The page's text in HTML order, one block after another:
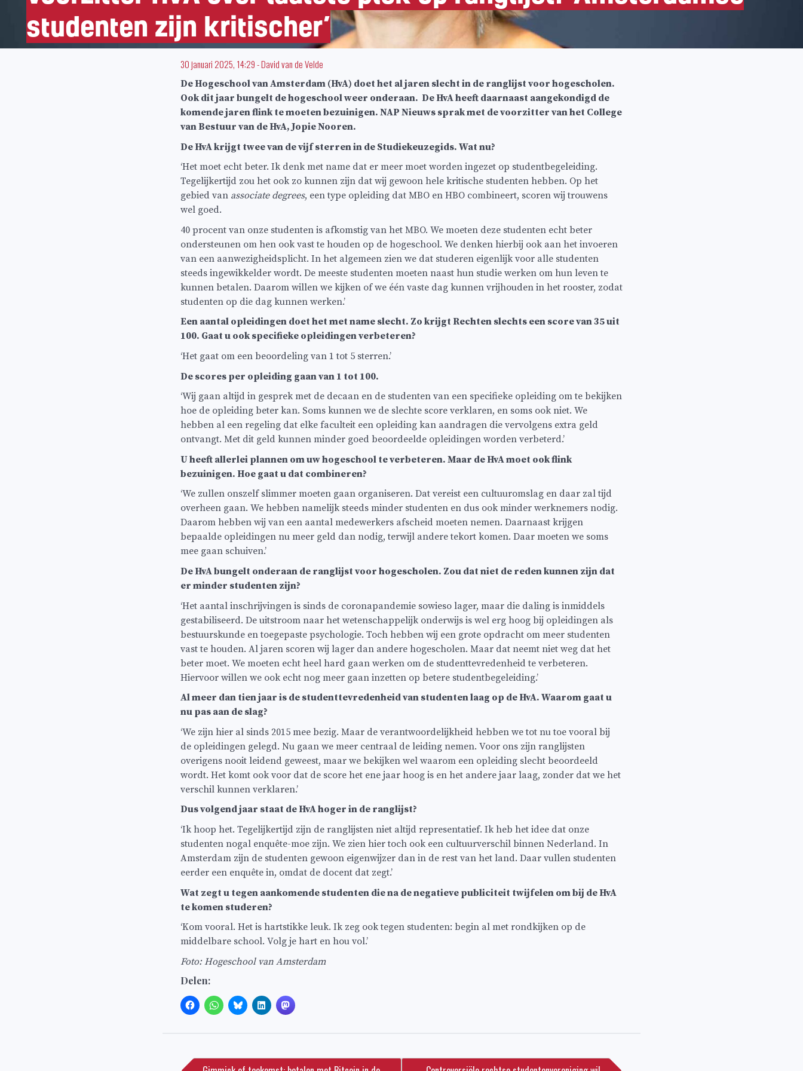
studenten zijn kritischer’
30 januari 2025, 14:29-David van de Velde
De Hogeschool van Amsterdam (HvA) doet het al jaren slecht in de ranglijst voor hogescholen.
Ook dit jaar bungelt de hogeschool weer onderaan. De HvA heeft daarnaast aangekondigd de
komende jaren flink te moeten bezuinigen. NAP Nieuws sprak met de voorzitter van het College
van Bestuur van de HvA, Jopie Nooren.
De HvA krijgt twee van de vijf sterren in de Studiekeuzegids. Wat nu?
‘Het moet echt beter. Ik denk met name dat er meer moet worden ingezet op studentbegeleiding.
Tegelijkertijd zou het ook zo kunnen zijn dat wij gewoon hele kritische studenten hebben. Op het
gebied van associate degrees, een type opleiding dat MBO en HBO combineert, scoren wij trouwens
wel goed.
40 procent van onze studenten is afkomstig van het MBO. We moeten deze studenten echt beter
ondersteunen om hen ook vast te houden op de hogeschool. We denken hierbij ook aan het invoeren
van een aanwezigheidsplicht. In het algemeen zien we dat studeren eigenlijk voor alle studenten
steeds ingewikkelder wordt. De meeste studenten moeten naast hun studie werken om hun leven te
kunnen betalen. Daarom willen we kijken of we één vaste dag kunnen vrijhouden in het rooster, zodat
studenten op die dag kunnen werken.’
Een aantal opleidingen doet het met name slecht. Zo krijgt Rechten slechts een score van 35 uit
100. Gaat u ook specifieke opleidingen verbeteren?
‘Het gaat om een beoordeling van 1 tot 5 sterren.’
De scores per opleiding gaan van 1 tot 100.
‘Wij gaan altijd in gesprek met de decaan en de studenten van een specifieke opleiding om te bekijken
hoe de opleiding beter kan. Soms kunnen we de slechte score verklaren, en soms ook niet. We
hebben al een regeling dat elke faculteit een opleiding kan aandragen die vervolgens extra geld
ontvangt. Met dit geld kunnen minder goed beoordeelde opleidingen worden verbeterd.’
U heeft allerlei plannen om uw hogeschool te verbeteren. Maar de HvA moet ook flink
bezuinigen. Hoe gaat u dat combineren?
‘We zullen onszelf slimmer moeten gaan organiseren. Dat vereist een cultuuromslag en daar zal tijd
overheen gaan. We hebben namelijk steeds minder studenten en dus ook minder werknemers nodig.
Daarom hebben wij van een aantal medewerkers afscheid moeten nemen. Daarnaast krijgen
bepaalde opleidingen nu meer geld dan nodig, terwijl andere tekort komen. Daar moeten we soms
mee gaan schuiven.’
De HvA bungelt onderaan de ranglijst voor hogescholen. Zou dat niet de reden kunnen zijn dat
er minder studenten zijn?
‘Het aantal inschrijvingen is sinds de coronapandemie sowieso lager, maar die daling is inmiddels
gestabiliseerd. De uitstroom naar het wetenschappelijk onderwijs is wel erg hoog bij opleidingen als
bestuurskunde en toegepaste psychologie. Toch hebben wij een grote opdracht om meer studenten
vast te houden. Al jaren scoren wij lager dan andere hogescholen. Maar dat neemt niet weg dat het
beter moet. We moeten echt heel hard gaan werken om de studenttevredenheid te verbeteren.
Hiervoor willen we ook echt nog meer gaan inzetten op betere studentbegeleiding.’
Al meer dan tien jaar is de studenttevredenheid van studenten laag op de HvA. Waarom gaat u
nu pas aan de slag?
‘We zijn hier al sinds 2015 mee bezig. Maar de verantwoordelijkheid hebben we tot nu toe vooral bij
de opleidingen gelegd. Nu gaan we meer centraal de leiding nemen. Voor ons zijn ranglijsten
overigens nooit leidend geweest, maar we bekijken wel waarom een opleiding slecht beoordeeld
wordt. Het komt ook voor dat de score het ene jaar hoog is en het andere jaar laag, zonder dat we het
verschil kunnen verklaren.’
Dus volgend jaar staat de HvA hoger in de ranglijst?
‘Ik hoop het. Tegelijkertijd zijn de ranglijsten niet altijd representatief. Ik heb het idee dat onze
studenten nogal enquête-moe zijn. We zien hier toch ook een cultuurverschil binnen Nederland. In
Amsterdam zijn de studenten gewoon eigenwijzer dan in de rest van het land. Daar vullen studenten
eerder een enquête in, omdat de docent dat zegt.’
Wat zegt u tegen aankomende studenten die na de negatieve publiciteit twijfelen om bij de HvA
te komen studeren?
‘Kom vooral. Het is hartstikke leuk. Ik zeg ook tegen studenten: begin al met rondkijken op de
middelbare school. Volg je hart en hou vol.’
Foto: Hogeschool van Amsterdam
Delen:
navigatie